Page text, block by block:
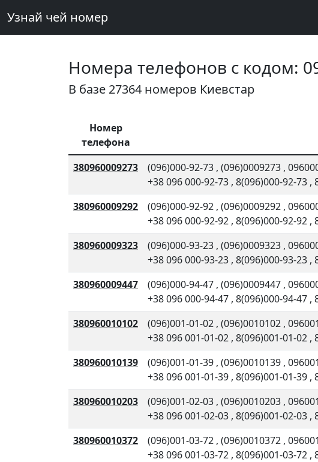
Узнай чей номер
Номера телефонов с кодом:
В базе 27364 номеров Киевстар
Номер
телефона
380960009273
(096)000-92-73 , (096)0009273 ,
+38 096 000-92-73 , 8(096)000-92-73 ,
380960009292
(096)000-92-92 , (096)0009292 ,
+38 096 000-92-92 , 8(096)000-92-92 ,
380960009323
(096)000-93-23 , (096)0009323 ,
+38 096 000-93-23 , 8(096)000-93-23 ,
380960009447
(096)000-94-47 , (096)0009447 ,
+38 096 000-94-47 , 8(096)000-94-47 ,
380960010102
(096)001-01-02 , (096)0010102 ,
+38 096 001-01-02 , 8(096)001-01-02 ,
380960010139
(096)001-01-39 , (096)0010139 ,
+38 096 001-01-39 , 8(096)001-01-39 ,
380960010203
(096)001-02-03 , (096)0010203 ,
+38 096 001-02-03 , 8(096)001-02-03 ,
380960010372
(096)001-03-72 , (096)0010372 ,
+38 096 001-03-72 , 8(096)001-03-72 ,